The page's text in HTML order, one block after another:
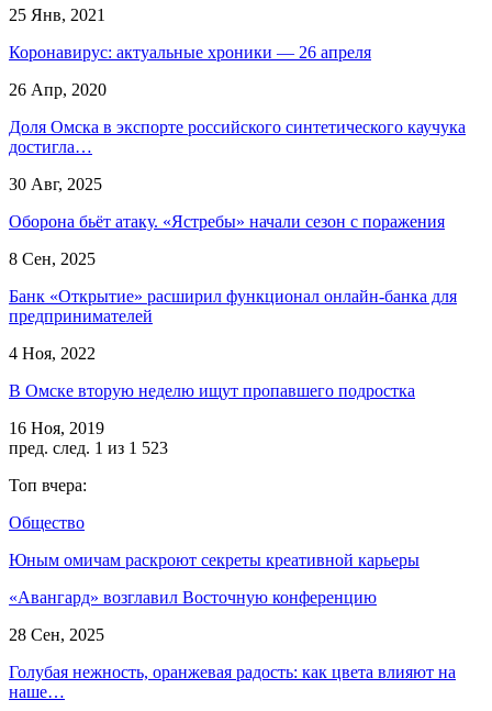
25 Янв, 2021
Коронавирус: актуальные хроники — 26 апреля
26 Апр, 2020
Доля Омска в экспорте российского синтетического каучука
достигла…
30 Авг, 2025
Оборона бьёт атаку. «Ястребы» начали сезон с поражения
8 Сен, 2025
Банк «Открытие» расширил функционал онлайн-банка для
предпринимателей
4 Ноя, 2022
В Омске вторую неделю ищут пропавшего подростка
16 Ноя, 2019
пред. след. 1 из 1 523
Топ вчера:
Общество
Юным омичам раскроют секреты креативной карьеры
«Авангард» возглавил Восточную конференцию
28 Сен, 2025
Голубая нежность, оранжевая радость: как цвета влияют на
наше…